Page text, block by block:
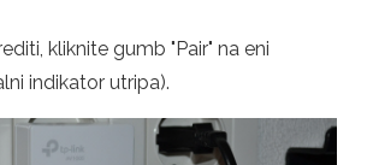
kliknite gumb "Pair" na eni
indikator utripa).